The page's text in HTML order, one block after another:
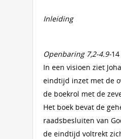
Inleiding
Openbaring 7,2-4.9-14
In een visioen ziet
eindtijd inzet met de
de boekrol met de
Het boek bevat de
raadsbesluiten van
de eindtijd voltrekt